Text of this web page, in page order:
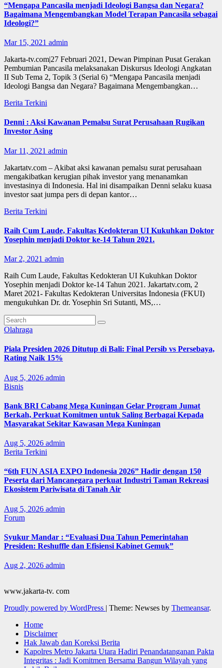
“Mengapa Pancasila menjadi Ideologi Bangsa dan Negara?
Bagaimana Mengembangkan Model Terapan Pancasila sebagai
Ideologi?”
Mar 15, 2021 admin
Jakarta-tv.com|27 Februari 2021, Dewan Pimpinan Pusat Gerakan
Pembumian Pancasila melaksanakan Diskursus Ideologi Angkatan
II Sub Tema 2, Topik 3 (Serial 6) “Mengapa Pancasila menjadi
Ideologi Bangsa dan Negara? Bagaimana Mengembangkan…
Berita Terkini
Denni : Aksi Kawanan Pemalsu Surat Perusahaan Rugikan
Investor Asing
Mar 11, 2021 admin
Jakartatv.com – Akibat aksi kawanan pemalsu surat perusahaan
mengakibatkan kerugian pihak investor yang menanamkan
investasinya di Indonesia. Hal ini disampaikan Denni selaku kuasa
investor saat jumpa pers di depan kantor…
Berita Terkini
Raih Cum Laude, Fakultas Kedokteran UI Kukuhkan Doktor
Yosephin menjadi Doktor ke-14 Tahun 2021.
Mar 2, 2021 admin
Raih Cum Laude, Fakultas Kedokteran UI Kukuhkan Doktor
Yosephin menjadi Doktor ke-14 Tahun 2021. Jakartatv.com, 2
Maret 2021- Fakultas Kedokteran Universitas Indonesia (FKUI)
mengukuhkan Dr. dr. Yosephin Sri Sutanti, MS,…
Olahraga
Piala Presiden 2026 Ditutup di Bali: Final Persib vs Persebaya,
Rating Naik 15%
Aug 5, 2026 admin
Bisnis
Bank BRI Cabang Mega Kuningan Gelar Program Jumat
Berkah, Perkuat Komitmen untuk Saling Berbagai Kepada
Masyarakat Sekitar Kawasan Mega Kuningan
Aug 5, 2026 admin
Berita Terkini
“6th FUN ASIA EXPO Indonesia 2026” Hadir dengan 150
Peserta dari Mancanegara perkuat Industri Taman Rekreasi
Ekosistem Pariwisata di Tanah Air
Aug 5, 2026 admin
Forum
Syukur Mandar : “Evaluasi Dua Tahun Pemerintahan
Presiden: Reshuffle dan Efisiensi Kabinet Gemuk”
Aug 2, 2026 admin
www.jakarta-tv. com
Proudly powered by WordPress | Theme: Newses by Themeansar.
Home
Disclaimer
Hak Jawab dan Koreksi Berita
Kapolres Metro Jakarta Utara Hadiri Penandatanganan Pakta
Integritas : Jadi Komitmen Bersama Bangun Wilayah yang